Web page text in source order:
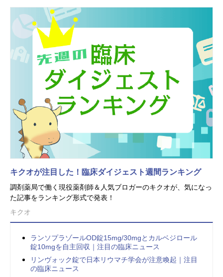
キクオが注目した！臨床ダイジェスト週間ランキング
調剤薬局で働く現役薬剤師＆人気ブロガーのキクオが、気になっ
た記事をランキング形式で発表！
キクオ
ランソプラゾールOD錠15mg/30mgとカルベジロール
錠10mgを自主回収｜注目の臨床ニュース
リンヴォック錠で日本リウマチ学会が注意喚起｜注目
の臨床ニュース